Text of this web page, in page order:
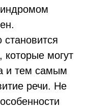
которые могут
и тем самым
речи. Не